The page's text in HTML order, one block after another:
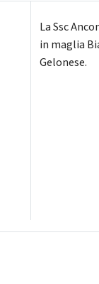
La Ssc
in maglia
Gelonese.